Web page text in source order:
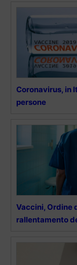
Coronavirus, in
persone
Vaccini, Ordine
rallentamento